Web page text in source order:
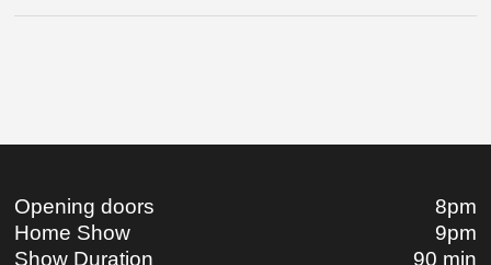
Opening doors
8pm
Home Show
9pm
Show Duration
90 min